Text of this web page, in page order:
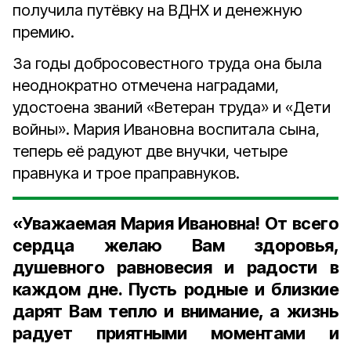
получила путёвку на ВДНХ и денежную
премию.
За годы добросовестного труда она была
неоднократно отмечена наградами,
удостоена званий «Ветеран труда» и «Дети
войны». Мария Ивановна воспитала сына,
теперь её радуют две внучки, четыре
правнука и трое праправнуков.
«Уважаемая Мария Ивановна! От всего
сердца желаю Вам здоровья,
душевного равновесия и радости в
каждом дне. Пусть родные и близкие
дарят Вам тепло и внимание, а жизнь
радует приятными моментами и